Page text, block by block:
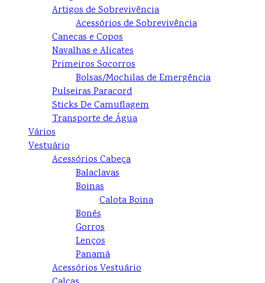
Artigos de Sobrevivência
Acessórios de Sobrevivência
Canecas e Copos
Navalhas e Alicates
Primeiros Socorros
Bolsas/Mochilas de Emergência
Pulseiras Paracord
Sticks De Camuflagem
Transporte de Água
Vários
Vestuário
Acessórios Cabeça
Balaclavas
Boinas
Calota Boina
Bonés
Gorros
Lenços
Panamá
Acessórios Vestuário